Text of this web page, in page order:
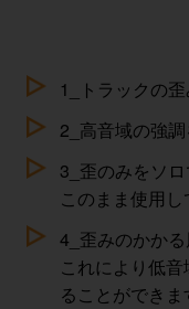
1_トラックの
2_高音域の強
3_歪のみをソ
このまま使用
4_歪みのかか
これにより低
ることができま